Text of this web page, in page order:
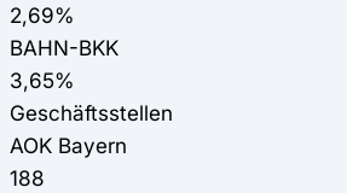
2,69%
BAHN-BKK
3,65%
Geschäftsstellen
AOK Bayern
188